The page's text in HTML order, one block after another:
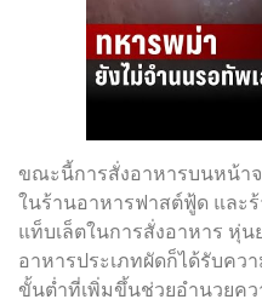
ขณะนี้การสั่งอาหารบนหน้าจ
ในร้านอาหารฟาสต์ฟู้ด และ
แท็บเล็ตในการสั่งอาหาร หุ่
อาหารประเภทผัดก็ได้รับคว
ขั้นต่ำที่เพิ่มขึ้นช่วยอำนวยคว